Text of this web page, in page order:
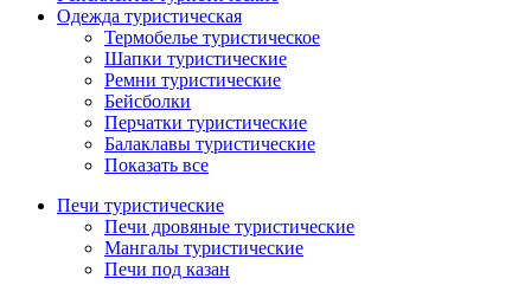
Одежда туристическая
Термобелье туристическое
Шапки туристические
Ремни туристические
Бейсболки
Перчатки туристические
Балаклавы туристические
Показать все
Печи туристические
Печи дровяные туристические
Мангалы туристические
Печи под казан